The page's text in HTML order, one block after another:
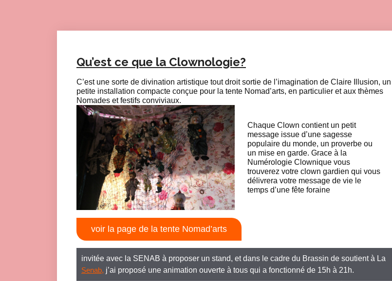
Qu’est ce que la Clownologie?
C’est une sorte de divination artistique tout droit sortie de l’imagination de Claire Illusion, un
petite installation compacte conçue pour la tente Nomad’arts, en particulier et aux thèmes
Nomades et festifs conviviaux.
Chaque Clown contient un petit
message issue d’une sagesse
populaire du monde, un proverbe ou
un mise en garde. Grace à la
Numérologie Clownique vous
trouverez votre clown gardien qui vous
délivrera votre message de vie le
temps d’une fête foraine
voir la page de la tente Nomad’arts
invitée avec la SENAB à proposer un stand, et dans le cadre du Brassin de soutient à La
Senab, j’ai proposé une animation ouverte à tous qui a fonctionné de 15h à 21h.